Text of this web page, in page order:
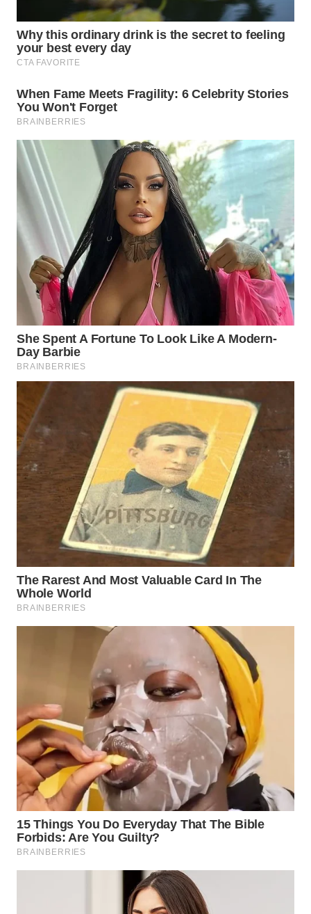
WN DELI
SERDANG
WN
TEBING
TINGGI
WN
PAKPAK
WN
KARAWANG
WN
BEKASI
WN
WN
DEPOK
TAPANULI
UTARA
WN
SAMOSIR
PADANG
LAWAS
WN
WN
KEPULAUAN
SERIBU
WN
TANGERANG
WN
BINJAI
WN